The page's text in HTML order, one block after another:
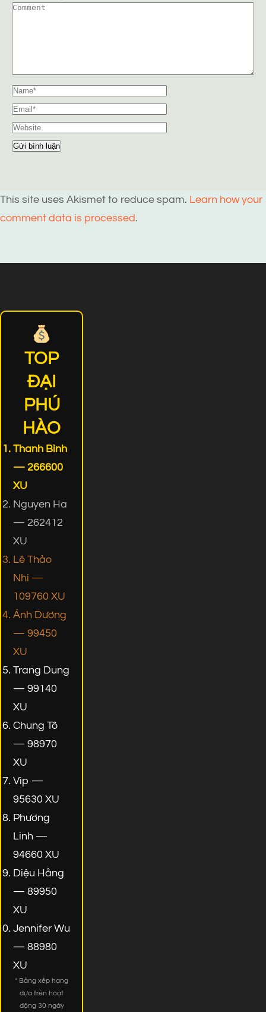
This site uses Akismet to reduce spam. Learn how your
comment data is processed.
TOP
ĐẠI
PHÚ
HÀO
Thanh Bình
— 266600
XU
Nguyen Ha
— 262412
XU
Lê Thảo
Nhi —
109760 XU
Ánh Dương
— 99450
XU
Trang Dung
— 99140
XU
Chung Tô
— 98970
XU
Vip —
95630 XU
Phương
Linh —
94660 XU
Diệu Hằng
— 89950
XU
Jennifer Wu
— 88980
XU
* Bảng xếp hạng
dựa trên hoạt
động 30 ngày